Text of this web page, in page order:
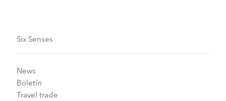
Six Senses
News
Boletín
Travel trade